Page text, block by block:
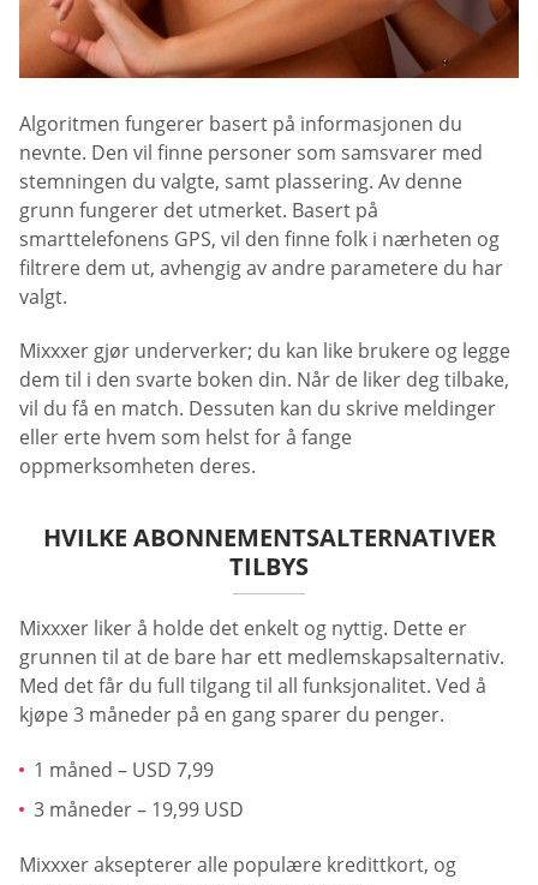
Algoritmen fungerer basert på informasjonen du
nevnte. Den vil finne personer som samsvarer med
stemningen du valgte, samt plassering. Av denne
grunn fungerer det utmerket. Basert på
smarttelefonens GPS, vil den finne folk i nærheten og
filtrere dem ut, avhengig av andre parametere du har
valgt.
Mixxxer gjør underverker; du kan like brukere og legge
dem til i den svarte boken din. Når de liker deg tilbake,
vil du få en match. Dessuten kan du skrive meldinger
eller erte hvem som helst for å fange
oppmerksomheten deres.
HVILKE ABONNEMENTSALTERNATIVER
TILBYS
Mixxxer liker å holde det enkelt og nyttig. Dette er
grunnen til at de bare har ett medlemskapsalternativ.
Med det får du full tilgang til all funksjonalitet. Ved å
kjøpe 3 måneder på en gang sparer du penger.
1 måned – USD 7,99
3 måneder – 19,99 USD
Mixxxer aksepterer alle populære kredittkort, og